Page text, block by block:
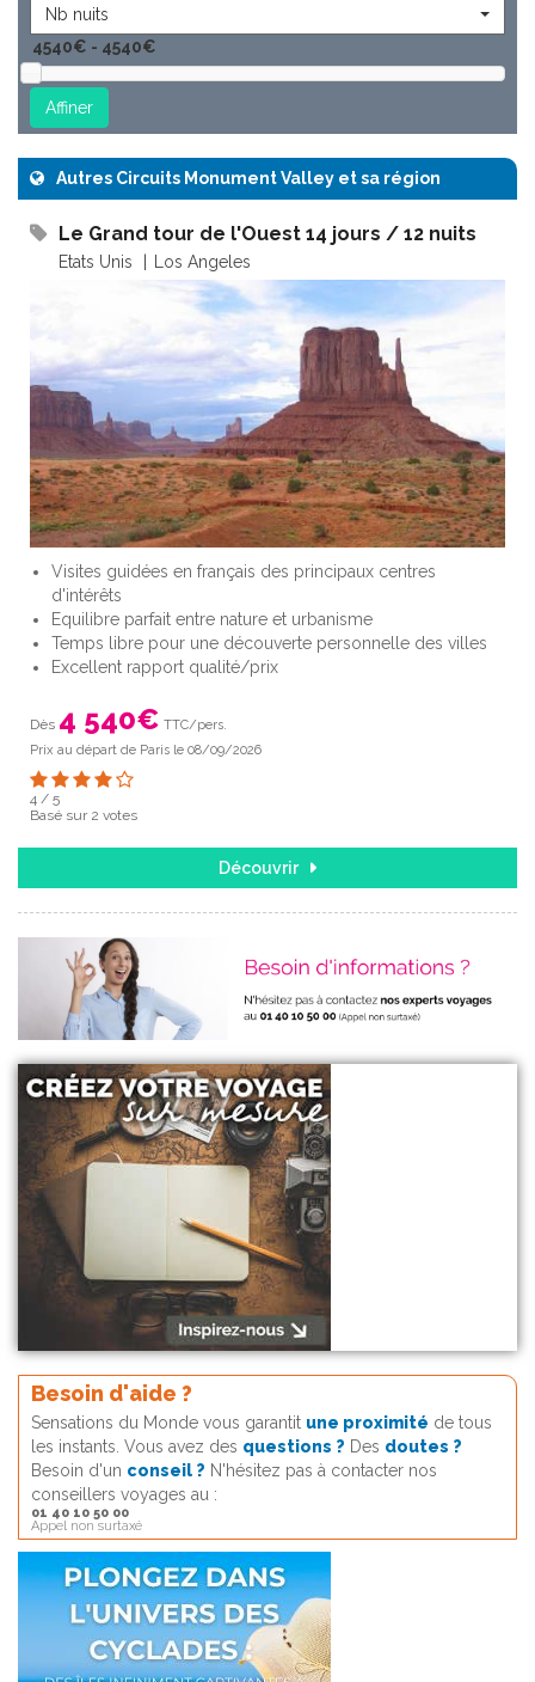
Nb nuits
Autres Circuits Monument Valley et sa région
Le Grand tour de l'Ouest 14 jours / 12 nuits
Etats Unis Los Angeles
Visites guidées en français des principaux centres
d'intérêts
Equilibre parfait entre nature et urbanisme
Temps libre pour une découverte personnelle des villes
Excellent rapport qualité/prix
Dès 4 540€ TTC/pers.
Prix au départ de Paris le 08/09/2026
4 / 5
Basé sur 2 votes
Découvrir
Besoin d'aide ?
Sensations du Monde vous garantit une proximité de tous
les instants. Vous avez des questions ? Des doutes ?
Besoin d'un conseil ? N'hésitez pas à contacter nos
conseillers voyages au :
01 40 10 50 00
Appel non surtaxé